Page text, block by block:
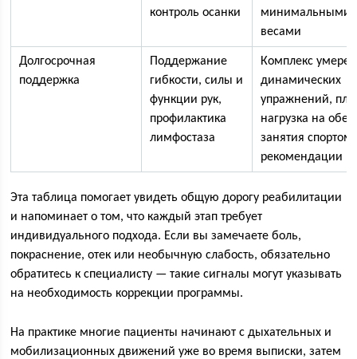
контроль осанки
минимальными
весами
Долгосрочная
поддержка
Поддержание
гибкости, силы и
функции рук,
профилактика
лимфостаза
Комплекс
динамических
упражнений,
нагрузка на обе
занятия спортом
рекомендации
Эта таблица помогает увидеть общую дорогу реабилитации
и напоминает о том, что каждый этап требует
индивидуального подхода. Если вы замечаете боль,
покраснение, отек или необычную слабость, обязательно
обратитесь к специалисту — такие сигналы могут указывать
на необходимость коррекции программы.
На практике многие пациенты начинают с дыхательных и
мобилизационных движений уже во время выписки, затем